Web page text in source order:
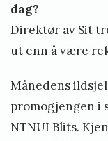
dag?
Direktør av Sit
ut enn å være
Månedens
promogjengen i
NTNUI Blits.